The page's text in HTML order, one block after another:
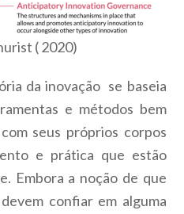
( 2020)
da inovação se baseia
e métodos bem
seus próprios corpos
e prática que estão
Embora a noção de que
confiar em alguma